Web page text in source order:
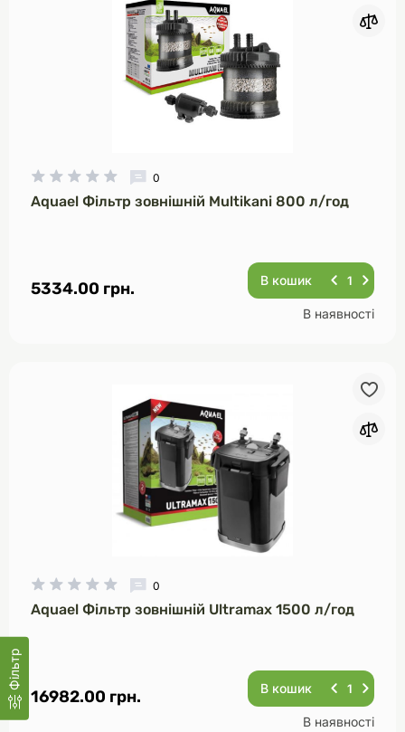
Фільтр
0
Aquael Фільтр зовнішній Multikani 800 л/год
5334.00 грн. В кошик
В наявності
0
Aquael Фільтр зовнішній Ultramax 1500 л/год
16982.00 грн. В кошик
В наявності